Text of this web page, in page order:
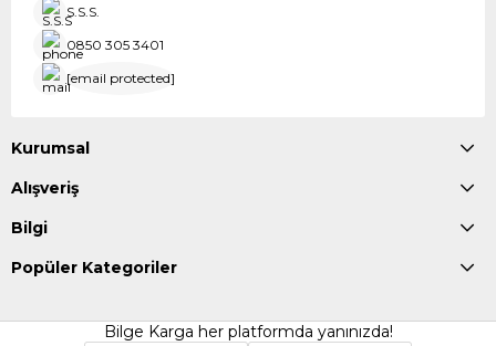
S.S.S.
0850 305 3401
[email protected]
Kurumsal
Alışveriş
Bilgi
Popüler Kategoriler
Bilge Karga her platformda yanınızda!